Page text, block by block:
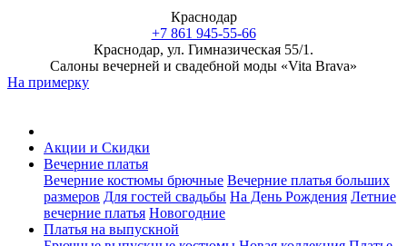
Краснодар
+7 861 945-55-66
Краснодар, ул. Гимназическая 55/1.
Салоны вечерней и свадебной моды «Vita Brava»
На примерку
Акции и Скидки
Вечерние платья
Вечерние костюмы брючные Вечерние платья больших
размеров Для гостей свадьбы На День Рождения Летние
вечерние платья Новогодние
Платья на выпускной